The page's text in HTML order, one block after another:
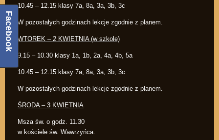
10.45 – 12.15 klasy 7a, 8a, 3a, 3b, 3c
W pozostałych godzinach lekcje zgodnie z planem.
WTOREK – 2 KWIETNIA (w szkole)
9.15 – 10.30 klasy 1a, 1b, 2a, 4a, 4b, 5a
10.45 – 12.15 klasy 7a, 8a, 3a, 3b, 3c
W pozostałych godzinach lekcje zgodnie z planem.
ŚRODA – 3 KWIETNIA
Msza św. o godz. 11.30
w kościele św. Wawrzyńca.
Facebook